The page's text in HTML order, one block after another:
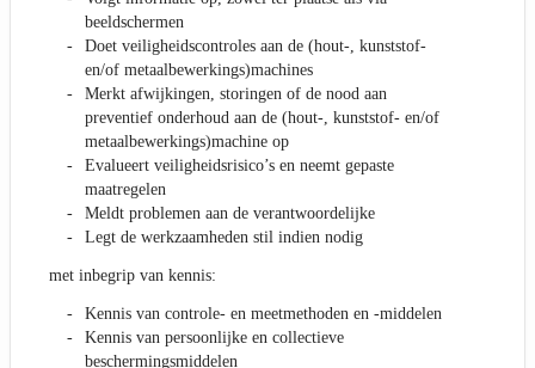
beeldschermen
Doet veiligheidscontroles aan de (hout-, kunststof-
en/of metaalbewerkings)machines
Merkt afwijkingen, storingen of de nood aan
preventief onderhoud aan de (hout-, kunststof- en/of
metaalbewerkings)machine op
Evalueert veiligheidsrisico’s en neemt gepaste
maatregelen
Meldt problemen aan de verantwoordelijke
Legt de werkzaamheden stil indien nodig
met inbegrip van kennis:
Kennis van controle- en meetmethoden en -middelen
Kennis van persoonlijke en collectieve
beschermingsmiddelen